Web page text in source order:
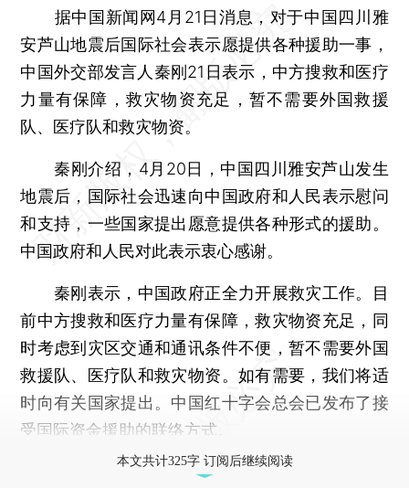
据中国新闻网4月21日消息，对于中国四川雅
安芦山地震后国际社会表示愿提供各种援助一事，
中国外交部发言人秦刚21日表示，中方搜救和医疗
力量有保障，救灾物资充足，暂不需要外国救援
队、医疗队和救灾物资。
秦刚介绍，4月20日，中国四川雅安芦山发生
地震后，国际社会迅速向中国政府和人民表示慰问
和支持，一些国家提出愿意提供各种形式的援助。
中国政府和人民对此表示衷心感谢。
秦刚表示，中国政府正全力开展救灾工作。目
前中方搜救和医疗力量有保障，救灾物资充足，同
时考虑到灾区交通和通讯条件不便，暂不需要外国
救援队、医疗队和救灾物资。如有需要，我们将适
时向有关国家提出。中国红十字会总会已发布了接
受国际资金援助的联络方式。
本文共计325字 订阅后继续阅读